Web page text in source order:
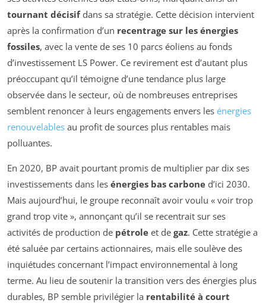
tournant décisifdans sa stratégie. Cette décision intervient
après la confirmation d’un recentrage sur les énergies
fossiles, avec la vente de ses 10 parcs éoliens au fonds
d’investissement LS Power. Ce revirement est d’autant plus
préoccupant qu’il témoigne d’une tendance plus large
observée dans le secteur, où de nombreuses entreprises
semblent renoncer à leurs engagements envers les énergies
renouvelables au profit de sources plus rentables mais
polluantes.
En 2020, BP avait pourtant promis de multiplier par dix ses
investissements dans les énergies bas carbone d’ici 2030.
Mais aujourd’hui, le groupe reconnaît avoir voulu « voir trop
grand trop vite », annonçant qu’il se recentrait sur ses
activités de production de pétrole et de gaz. Cette stratégie a
été saluée par certains actionnaires, mais elle soulève des
inquiétudes concernant l’impact environnemental à long
terme. Au lieu de soutenir la transition vers des énergies plus
durables, BP semble privilégier la rentabilité à court